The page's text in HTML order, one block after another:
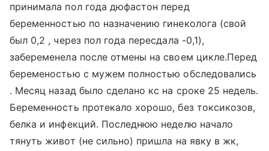
принимала пол года дюфастон перед
беременностью по назначению гинеколога (свой
был 0,2 , через пол года пересдала -0,1),
забеременела после отмены на своем цикле.Перед
беременостью с мужем полностью обследовались
. Месяц назад было сделано кс на сроке 25 недель.
Беременность протекало хорошо, без токсикозов,
белка и инфекций. Последнюю неделю начало
тянуть живот (не сильно) пришла на явку в жк,